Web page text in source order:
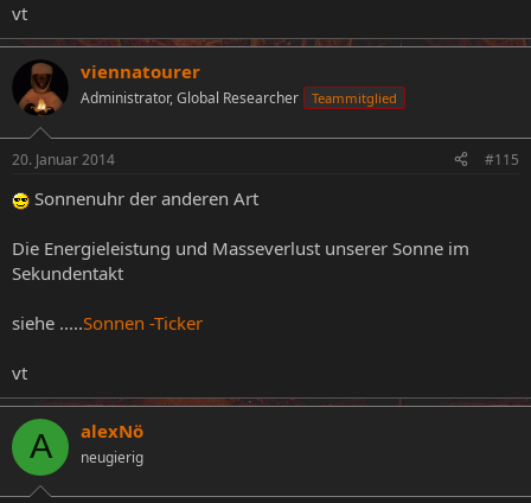
vt
viennatourer
Administrator, Global Researcher Teammitglied
20. Januar 2014 #115
Sonnenuhr der anderen Art
Die Energieleistung und Masseverlust unserer Sonne im
Sekundentakt
siehe .....Sonnen -Ticker
vt
A alexNö
neugierig